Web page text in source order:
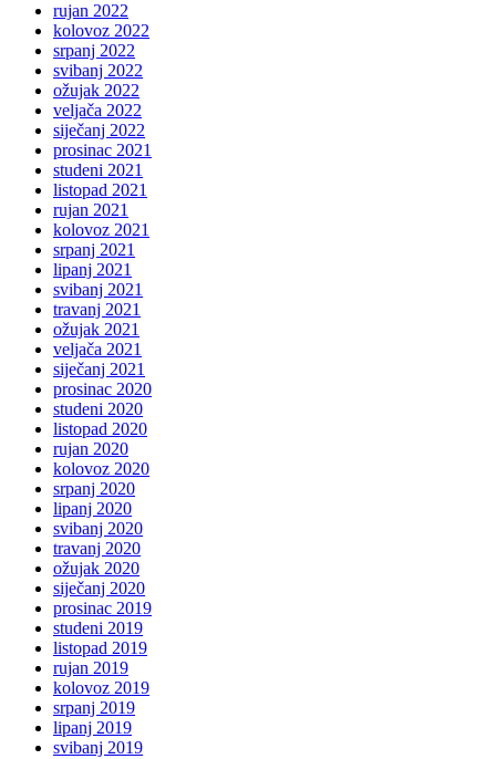
rujan 2022
kolovoz 2022
srpanj 2022
svibanj 2022
ožujak 2022
veljača 2022
siječanj 2022
prosinac 2021
studeni 2021
listopad 2021
rujan 2021
kolovoz 2021
srpanj 2021
lipanj 2021
svibanj 2021
travanj 2021
ožujak 2021
veljača 2021
siječanj 2021
prosinac 2020
studeni 2020
listopad 2020
rujan 2020
kolovoz 2020
srpanj 2020
lipanj 2020
svibanj 2020
travanj 2020
ožujak 2020
siječanj 2020
prosinac 2019
studeni 2019
listopad 2019
rujan 2019
kolovoz 2019
srpanj 2019
lipanj 2019
svibanj 2019